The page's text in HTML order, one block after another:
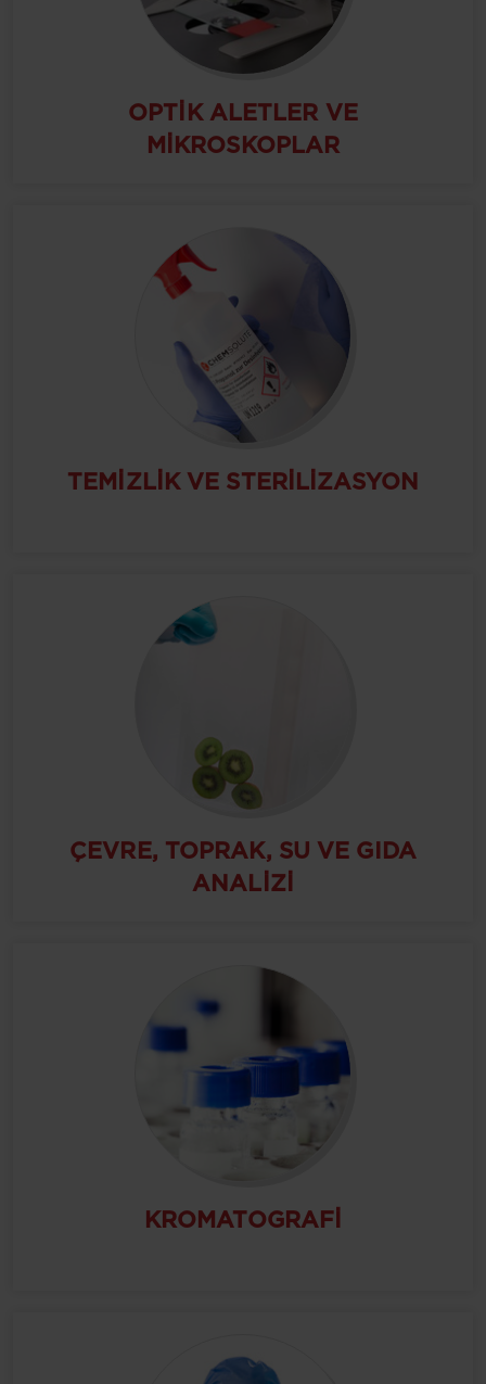
OPTIK ALETLER VE
MIKROSKOPLAR
TEMIZLIK VE STERILIZASYON
ÇEVRE, TOPRAK, SU VE GIDA
ANALIZI
KROMATOGRAFI